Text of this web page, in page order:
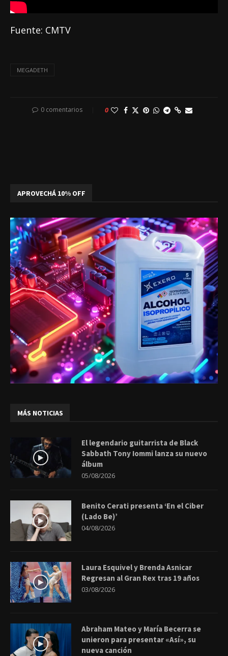
Fuente: CMTV
MEGADETH
0 comentarios 0
APROVECHÁ 10% OFF
MÁS NOTICIAS
El legendario guitarrista de Black
Sabbath Tony Iommi lanza su nuevo
álbum
05/08/2026
Benito Cerati presenta ‘En el Ciber
(Lado Be)’
04/08/2026
Laura Esquivel y Brenda Asnicar
Regresan al Gran Rex tras 19 años
03/08/2026
Abraham Mateo y María Becerra se
unieron para presentar «Así», su
nueva canción